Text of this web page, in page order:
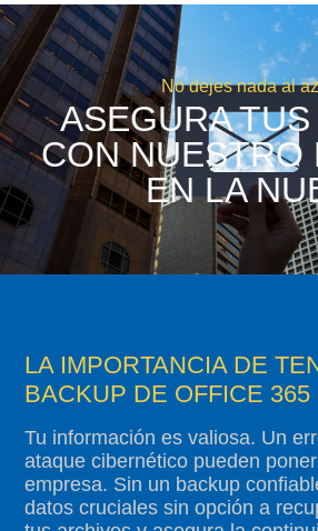
No dejes nada al
ASEGURA
CON NUESTRO
EN LA
LA IMPORTANCIA DE
BACKUP DE OFFICE 365
Tu información es valiosa. Un
ataque cibernético pueden
empresa. Sin un backup
datos cruciales sin opción a